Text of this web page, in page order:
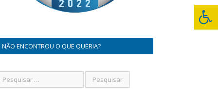
NÃO ENCONTROU O QUE QUERIA?